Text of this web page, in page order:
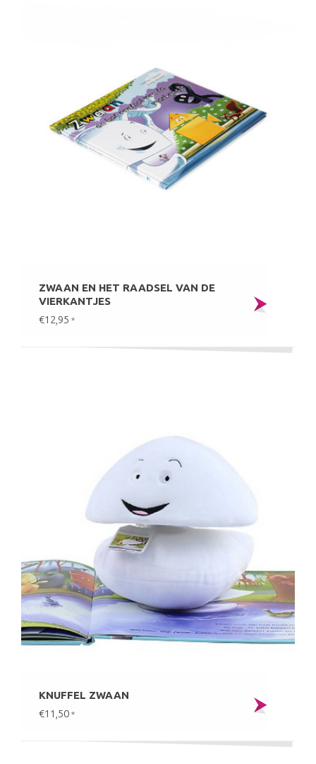
ZWAAN EN HET RAADSEL VAN DE
VIERKANTJES
€12,95 *
KNUFFEL ZWAAN
€11,50 *